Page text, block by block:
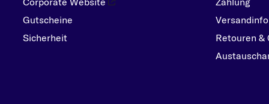
Gutscheine
Sicherheit
Versandinfo
Retouren &